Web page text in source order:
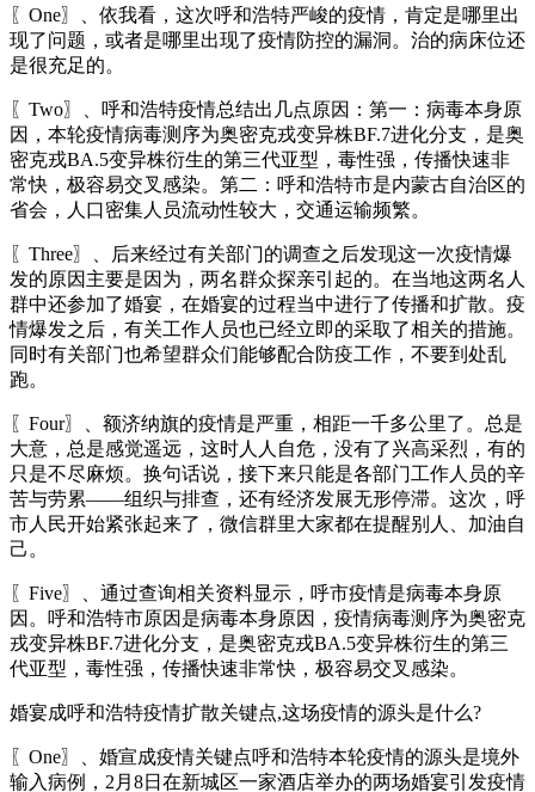
〖One〗、依我看，这次呼和浩特严峻的疫情，肯定是哪里出
现了问题，或者是哪里出现了疫情防控的漏洞。治的病床位还
是很充足的。
〖Two〗、呼和浩特疫情总结出几点原因：第一：病毒本身原
因，本轮疫情病毒测序为奥密克戎变异株BF.7进化分支，是奥
密克戎BA.5变异株衍生的第三代亚型，毒性强，传播快速非
常快，极容易交叉感染。第二：呼和浩特市是内蒙古自治区的
省会，人口密集人员流动性较大，交通运输频繁。
〖Three〗、后来经过有关部门的调查之后发现这一次疫情爆
发的原因主要是因为，两名群众探亲引起的。在当地这两名人
群中还参加了婚宴，在婚宴的过程当中进行了传播和扩散。疫
情爆发之后，有关工作人员也已经立即的采取了相关的措施。
同时有关部门也希望群众们能够配合防疫工作，不要到处乱
跑。
〖Four〗、额济纳旗的疫情是严重，相距一千多公里了。总是
大意，总是感觉遥远，这时人人自危，没有了兴高采烈，有的
只是不尽麻烦。换句话说，接下来只能是各部门工作人员的辛
苦与劳累——组织与排查，还有经济发展无形停滞。这次，呼
市人民开始紧张起来了，微信群里大家都在提醒别人、加油自
己。
〖Five〗、通过查询相关资料显示，呼市疫情是病毒本身原
因。呼和浩特市原因是病毒本身原因，疫情病毒测序为奥密克
戎变异株BF.7进化分支，是奥密克戎BA.5变异株衍生的第三
代亚型，毒性强，传播快速非常快，极容易交叉感染。
婚宴成呼和浩特疫情扩散关键点,这场疫情的源头是什么?
〖One〗、婚宣成疫情关键点呼和浩特本轮疫情的源头是境外
输入病例，2月8日在新城区一家酒店举办的两场婚宴引发疫情